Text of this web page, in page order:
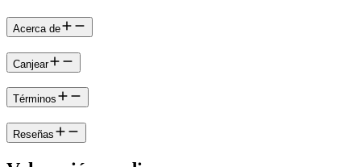
Acerca de
Canjear
Términos
Reseñas